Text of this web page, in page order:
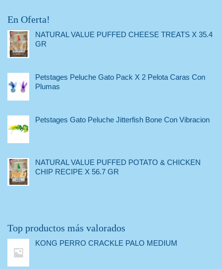
En Oferta!
NATURAL VALUE PUFFED CHEESE TREATS X 35.4
GR
Petstages Peluche Gato Pack X 2 Pelota Caras Con
Plumas
Petstages Gato Peluche Jitterfish Bone Con Vibracion
NATURAL VALUE PUFFED POTATO & CHICKEN
CHIP RECIPE X 56.7 GR
Top productos más valorados
KONG PERRO CRACKLE PALO MEDIUM